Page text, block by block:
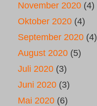
November 2020 (4)
Oktober 2020 (4)
September 2020 (4)
August 2020 (5)
Juli 2020 (3)
Juni 2020 (3)
Mai 2020 (6)